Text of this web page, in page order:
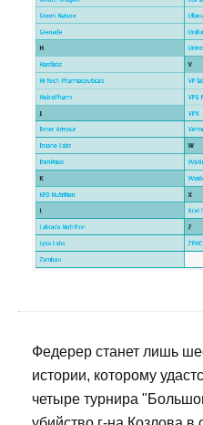
Федерер станет лишь
истории, которому
четыре турнира